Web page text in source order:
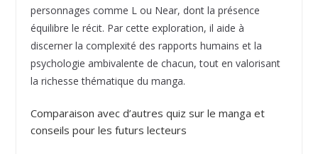
personnages comme L ou Near, dont la présence
équilibre le récit. Par cette exploration, il aide à
discerner la complexité des rapports humains et la
psychologie ambivalente de chacun, tout en valorisant
la richesse thématique du manga.
Comparaison avec d’autres quiz sur le manga et
conseils pour les futurs lecteurs